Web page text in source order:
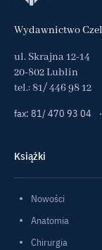
Wydawnictwo
ul. Skrajna 12-14
20-802 Lublin
tel.: 81/ 446 98 12
fax: 81/ 470 93 04
·
Książki
Nowości
Anatomia
Chirurgia